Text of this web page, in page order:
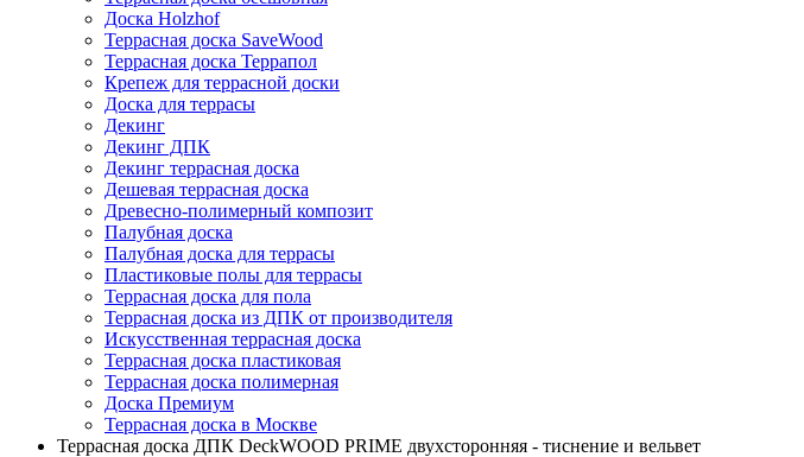
Доска Holzhof
Террасная доска SaveWood
Террасная доска Террапол
Крепеж для террасной доски
Доска для террасы
Декинг
Декинг ДПК
Декинг террасная доска
Дешевая террасная доска
Древесно-полимерный композит
Палубная доска
Палубная доска для террасы
Пластиковые полы для террасы
Террасная доска для пола
Террасная доска из ДПК от производителя
Искусственная террасная доска
Террасная доска пластиковая
Террасная доска полимерная
Доска Премиум
Террасная доска в Москве
Террасная доска ДПК DeckWOOD PRIME двухсторонняя - тиснение и вельвет